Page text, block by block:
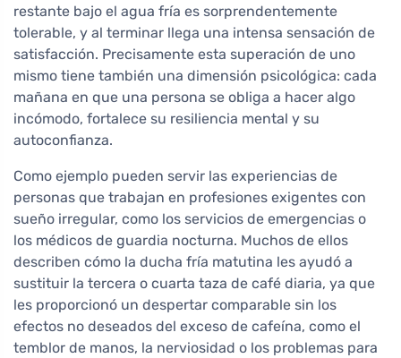
restante bajo el agua fría es sorprendentemente
tolerable, y al terminar llega una intensa sensación de
satisfacción. Precisamente esta superación de uno
mismo tiene también una dimensión psicológica: cada
mañana en que una persona se obliga a hacer algo
incómodo, fortalece su resiliencia mental y su
autoconfianza.
Como ejemplo pueden servir las experiencias de
personas que trabajan en profesiones exigentes con
sueño irregular, como los servicios de emergencias o
los médicos de guardia nocturna. Muchos de ellos
describen cómo la ducha fría matutina les ayudó a
sustituir la tercera o cuarta taza de café diaria, ya que
les proporcionó un despertar comparable sin los
efectos no deseados del exceso de cafeína, como el
temblor de manos, la nerviosidad o los problemas para